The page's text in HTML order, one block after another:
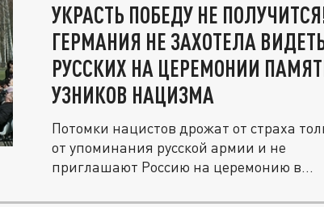
УКРАСТЬ ПОБЕДУ НЕ
ГЕРМАНИЯ НЕ ЗАХОТЕЛА
РУССКИХ НА ЦЕРЕМОНИИ
УЗНИКОВ НАЦИЗМА
Потомки нацистов дрожат от страха
от упоминания русской армии и не
приглашают Россию на церемонию в...